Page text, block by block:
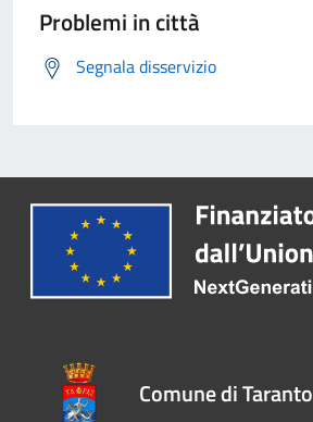
Problemi in città
Segnala disservizio
Comune di Taranto